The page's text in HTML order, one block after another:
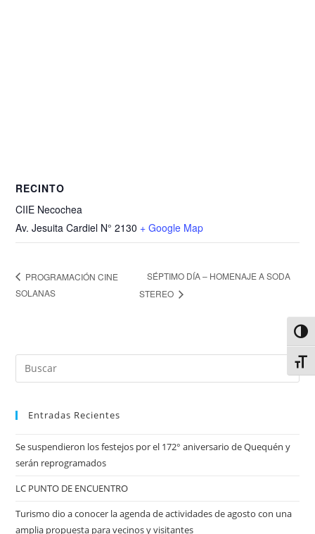
RECINTO
CIIE Necochea
Av. Jesuita Cardiel N° 2130 + Google Map
PROGRAMACIÓN CINE
SOLANAS
SÉPTIMO DÍA – HOMENAJE A SODA
STEREO
Entradas Recientes
Se suspendieron los festejos por el 172° aniversario de Quequén y
serán reprogramados
LC PUNTO DE ENCUENTRO
Turismo dio a conocer la agenda de actividades de agosto con una
amplia propuesta para vecinos y visitantes